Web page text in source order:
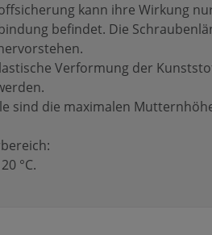
kann ihre Wirkung
befindet. Die
Verformung der
sind die maximalen
°C.